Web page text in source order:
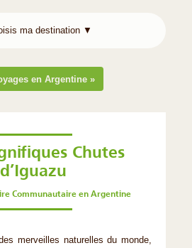
en Argentine »
Chutes
d’Iguazu
Communautaire en Argentine
merveilles naturelles du monde,